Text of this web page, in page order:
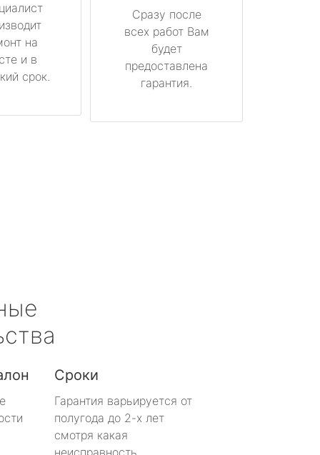
на
и в
срок.
Сразу после
всех работ Вам
будет
предоставлена
гарантия.
Сроки
Гарантия варьируется от
полугода до 2-х лет
смотря какая
неисправность.